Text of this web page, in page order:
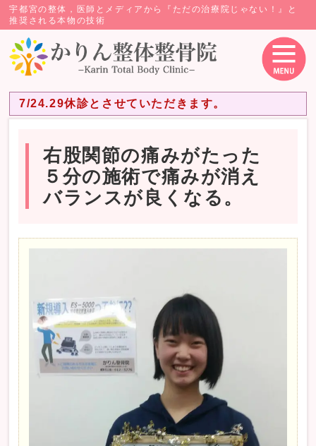
宇都宮の整体，医師とメディアから『ただの治療院じゃない！』と
推奨される本物の技術
7/24.29休診とさせていただきます。
右股関節の痛みがたった
５分の施術で痛みが消え
バランスが良くなる。